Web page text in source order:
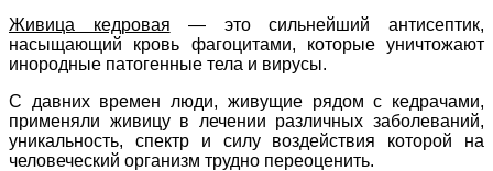
Живица кедровая
— это сильнейший антисептик,
насыщающий кровь фагоцитами, которые уничтожают
инородные патогенные тела и вирусы.
С давних времен люди, живущие рядом с кедрачами,
применяли живицу в лечении различных заболеваний,
уникальность, спектр и силу воздействия которой на
человеческий организм трудно переоценить.